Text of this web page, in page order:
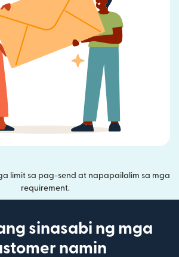
limit sa pag-send at napapailalim sa mga
requirement.
sinasabi ng mga
namin